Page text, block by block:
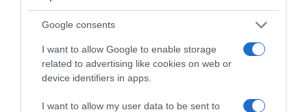
Google consents
I want to allow Google to enable storage
related to advertising like cookies on web or
device identifiers in apps.
I want to allow my user data to be sent to